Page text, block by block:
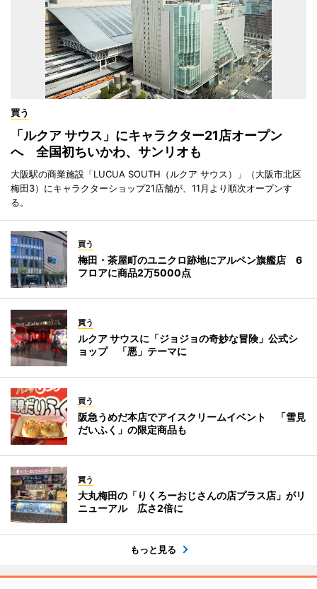
買う
「ルクア サウス」にキャラクター21店オープン
へ 全国初ちいかわ、サンリオも
大阪駅の商業施設「LUCUA SOUTH（ルクア サウス）」（大阪市北区
梅田3）にキャラクターショップ21店舗が、11月より順次オープンす
る。
買う
梅田・茶屋町のユニクロ跡地にアルペン旗艦店 6
フロアに商品2万5000点
買う
ルクア サウスに「ジョジョの奇妙な冒険」公式シ
ョップ 「悪」テーマに
買う
阪急うめだ本店でアイスクリームイベント 「雪見
だいふく」の限定商品も
買う
大丸梅田の「りくろーおじさんの店プラス店」がリ
ニューアル 広さ2倍に
もっと見る